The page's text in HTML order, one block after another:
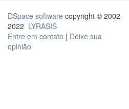
DSpace software copyright © 2002-
2022 LYRASIS
Entre em contato | Deixe sua
opinião